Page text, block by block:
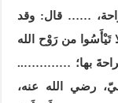
…… قال: وقد
تَيْأَسُوا من رَوْح الله
بها؛ …………..
رضي الله عنه،